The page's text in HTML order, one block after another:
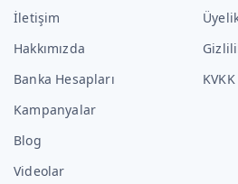
İletişim
Hakkımızda
Banka Hesapları
Kampanyalar
Blog
Videolar